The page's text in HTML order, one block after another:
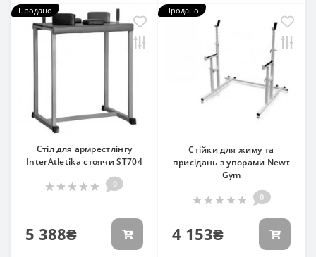
Продано
Стіл для армрестлінгу
InterAtletika стоячи ST704
0
5 388₴
Продано
Стійки для жиму та
присідань з упорами Newt
Gym
0
4 153₴